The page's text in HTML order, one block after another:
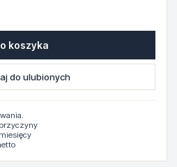
koszyka
do ulubionych